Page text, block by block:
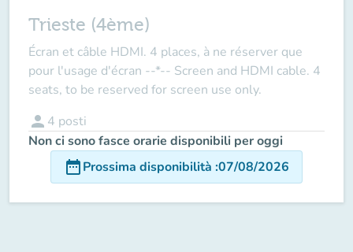
Trieste (4ème)
Écran et câble HDMI. 4 places, à ne réserver que
pour l'usage d'écran --*-- Screen and HDMI cable. 4
seats, to be reserved for screen use only.
person 4 posti
Non ci sono fasce orarie disponibili per oggi
date_rangeProssima disponibilità :07/08/2026